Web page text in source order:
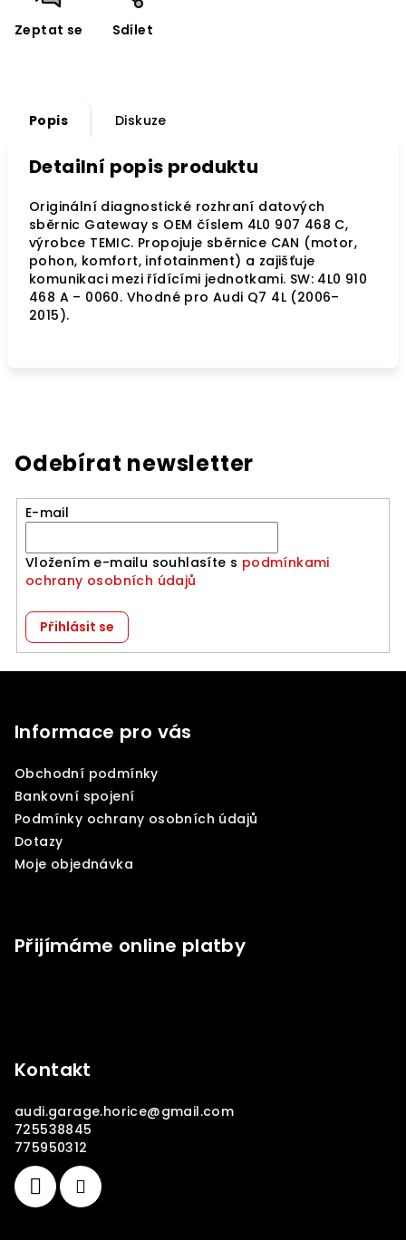
Zeptat se Sdílet
Popis Diskuze
Detailní popis produktu
Originální diagnostické rozhraní datových
sběrnic Gateway s OEM číslem 4L0 907 468 C,
výrobce TEMIC. Propojuje sběrnice CAN (motor,
pohon, komfort, infotainment) a zajišťuje
komunikaci mezi řídícími jednotkami. SW: 4L0 910
468 A – 0060. Vhodné pro Audi Q7 4L (2006–
2015).
Odebírat newsletter
E-mail
Vložením e-mailu souhlasíte s podmínkami
ochrany osobních údajů
Přihlásit se
Informace pro vás
Obchodní podmínky
Bankovní spojení
Podmínky ochrany osobních údajů
Dotazy
Moje objednávka
Přijímáme online platby
Kontakt
audi.garage.horice@gmail.com
725538845
775950312